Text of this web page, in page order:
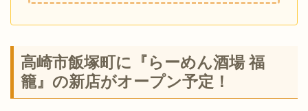
高崎市飯塚町に『らーめん酒場 福
籠』の新店がオープン予定！